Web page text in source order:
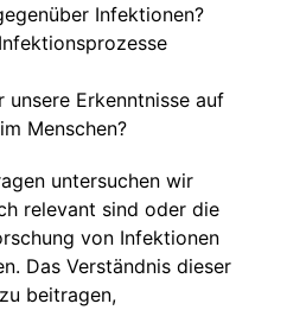
Infektionen?
Erkenntnisse auf
Menschen?
untersuchen wir
relevant sind oder die
von Infektionen
Das Verständnis dieser
beitragen,